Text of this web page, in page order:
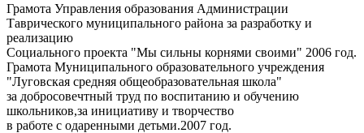
Грамота Управления образования Администрации
Таврического муниципального района за разработку и
реализацию
Социального проекта "Мы сильны корнями своими" 2006 год.
Грамота Муниципального образовательного учреждения
"Луговская средняя общеобразовательная школа"
за добросовечтный труд по воспитанию и обучению
школьников,за инициативу и творчество
в работе с одаренными детьми.2007 год.